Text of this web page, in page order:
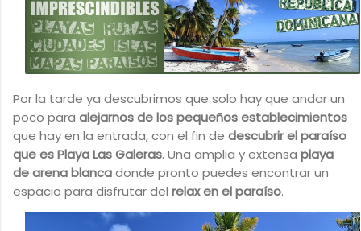
Por la tarde ya descubrimos que solo hay que andar un
poco para alejarnos de los pequeños establecimientos
que hay en la entrada, con el fin de descubrir el paraíso
que es Playa Las Galeras. Una amplia y extensa playa
de arena blancadonde pronto puedes encontrar un
espacio para disfrutar del relax en el paraíso.